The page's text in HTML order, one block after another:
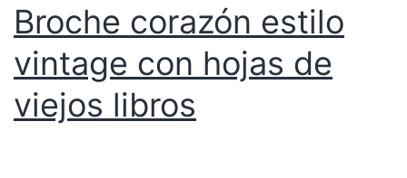
Broche corazón estilo
vintage con hojas de
viejos libros